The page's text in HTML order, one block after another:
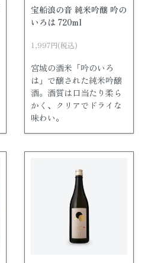
宝船浪の音 純米吟醸 吟の
いろは 720ml
1,997円(税込)
宮城の酒米「吟のいろ
は」で醸された純米吟醸
酒。酒質は口当たり柔ら
かく、クリアでドライな
味わい。